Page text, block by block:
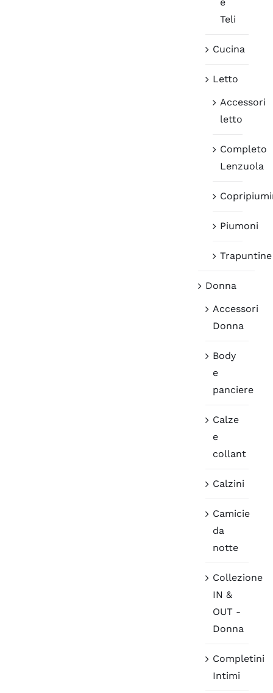
Teli
Cucina
Letto
Accessori
letto
Completo
Lenzuola
Piumoni
Trapuntine
Donna
Accessori
Donna
Body
e
panciere
Calze
e
collant
Calzini
Camicie
da
notte
Collezione
IN &
OUT -
Donna
Completini
Intimi